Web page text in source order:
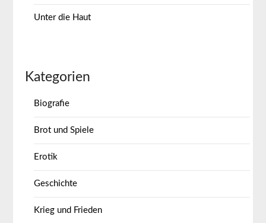
Unter die Haut
Kategorien
Biografie
Brot und Spiele
Erotik
Geschichte
Krieg und Frieden